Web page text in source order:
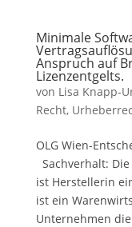
Minimale
Anspruch auf
Lizenzentgelts.
von Lisa Knapp-
Recht,
OLG Wien-
Sachverhalt:
ist Herstellerin
ist ein
Unternehmen